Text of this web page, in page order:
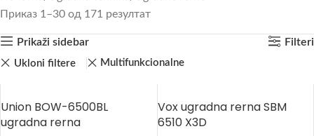
Приказ 1–30 од 171 резултат
Prikaži sidebar Filteri
Ukloni filtere Multifunkcionalne
Union BOW-6500BL
ugradna rerna
Vox ugradna rerna SBM
6510 X3D